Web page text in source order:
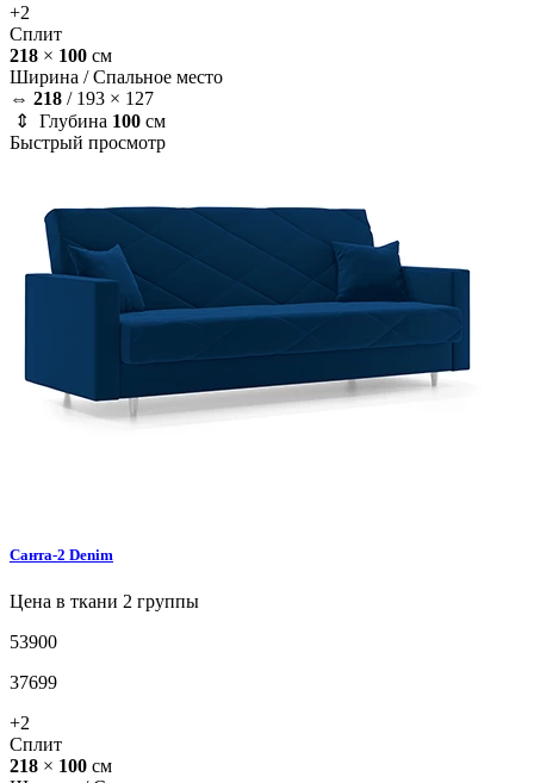
+2
Сплит
218 × 100 см
Ширина /Спальное место
⇔ 218 / 193 × 127
⇕ Глубина 100 см
Быстрый просмотр
Санта-2 Denim
Цена в ткани 2 группы
53900
37699
+2
Сплит
218 × 100 см